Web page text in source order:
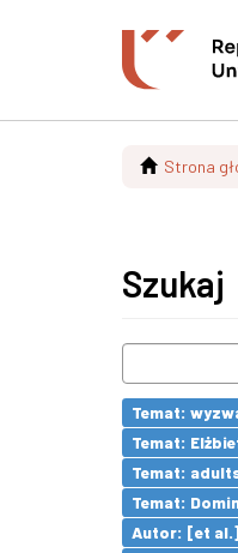
Strona
Szukaj
Temat:
Temat:
Temat:
Temat:
Autor: [et